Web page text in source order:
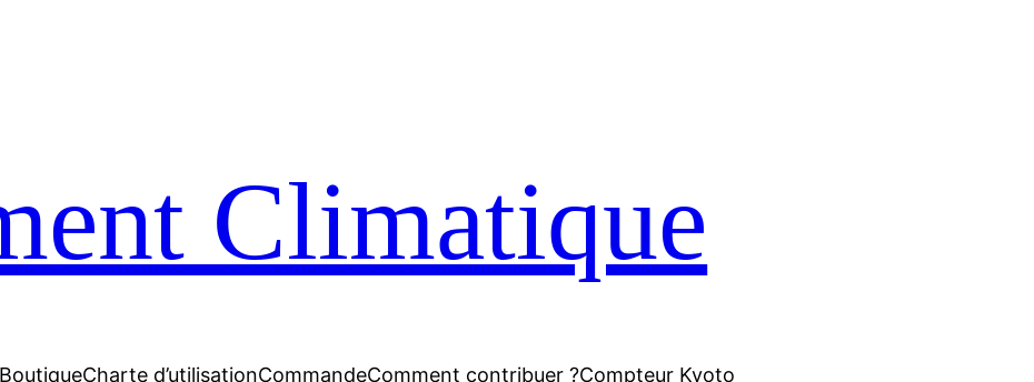
Climatique
BoutiqueCharte d’utilisationCommandeComment contribuer ?Compteur Kyoto